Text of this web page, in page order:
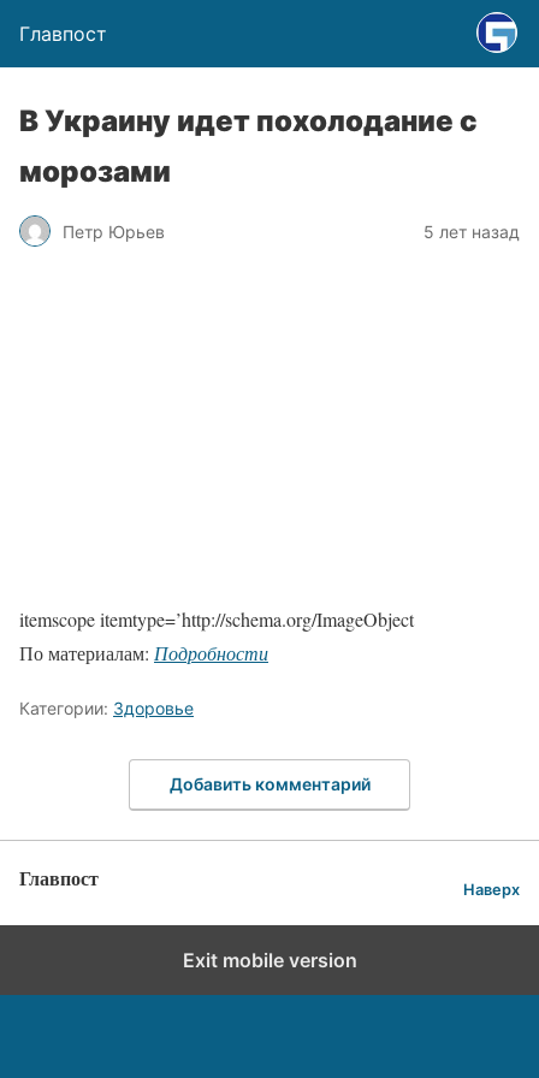
Главпост
В Украину идет похолодание с
морозами
Петр Юрьев 5 лет назад
itemscope itemtype=’http://schema.org/ImageObject
По материалам: Подробности
Категории: Здоровье
Добавить комментарий
Главпост Наверх
Exit mobile version